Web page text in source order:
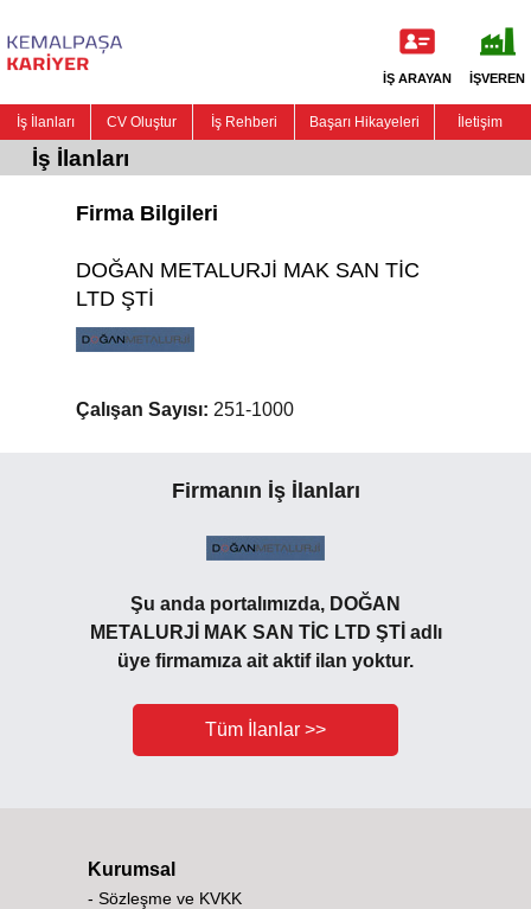
İŞ ARAYAN İŞVEREN
İş İlanları CV Oluştur İş Rehberi Başarı Hikayeleri İletişim
İş İlanları
Firma Bilgileri
DOĞAN METALURJİ MAK SAN TİC
LTD ŞTİ
Çalışan Sayısı: 251-1000
Firmanın İş İlanları
Şu anda portalımızda, DOĞAN
METALURJİ MAK SAN TİC LTD ŞTİ adlı
üye firmamıza ait aktif ilan yoktur.
Tüm İlanlar >>
Kurumsal
- Sözleşme ve KVKK